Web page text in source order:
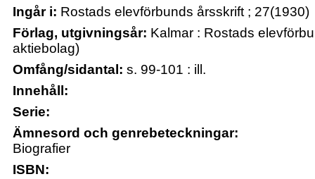
Ingår i: Rostads elevförbunds årsskrift ; 27(1930)
Förlag, utgivningsår: Kalmar : Rostads
aktiebolag)
Omfång/sidantal: s. 99-101 : ill.
Innehåll:
Serie:
Ämnesord och genrebeteckningar:
Biografier
ISBN: